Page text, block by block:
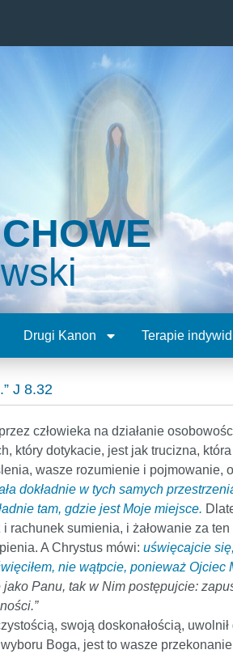
Drugi Kanon Terapie
J 8.32
człowieka na działanie
który dotykacie, jest jak trucizna,
wasze rozumienie i pojmowanie,
dokładnie w tych samych
tam, gdzie jest Moje miejsce.
sumienia, i żałowanie za
A Chrystus mówi: uświęcajcie
nie wątpcie, ponieważ
Panu, tak w Nim postępujcie:
swoją doskonałością,
Boga, jest to wasze